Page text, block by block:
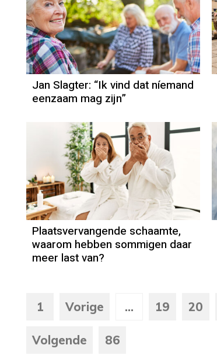
Column
Jan Slagter
Jan Slagter: “Ik vind dat níemand
eenzaam mag zijn”
Plaatsvervangende schaamte,
waarom hebben sommigen daar
meer last van?
1 Vorige ... 19 20
Volgende 86